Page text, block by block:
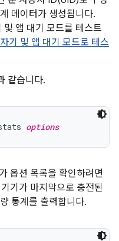
데이터가 생성됩니다.
앱 대기 모드를 테스트
기 및 앱 대기 모드로 테스
같습니다.
options
옵션 목록을 확인하려면
기가 마지막으로 충전된
통계를 출력합니다.